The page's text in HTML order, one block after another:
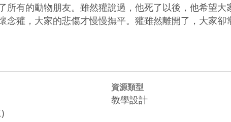
所有的動物朋友。雖然獾說過，他死了以後，他希望
念獾，大家的悲傷才慢慢撫平。獾雖然離開了，大家卻
資源類型
教學設計